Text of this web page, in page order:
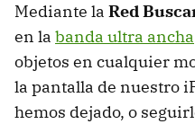
Mediante la Red
en la banda ultra ancha
objetos en cualquier
la pantalla de nuestro
hemos dejado, o